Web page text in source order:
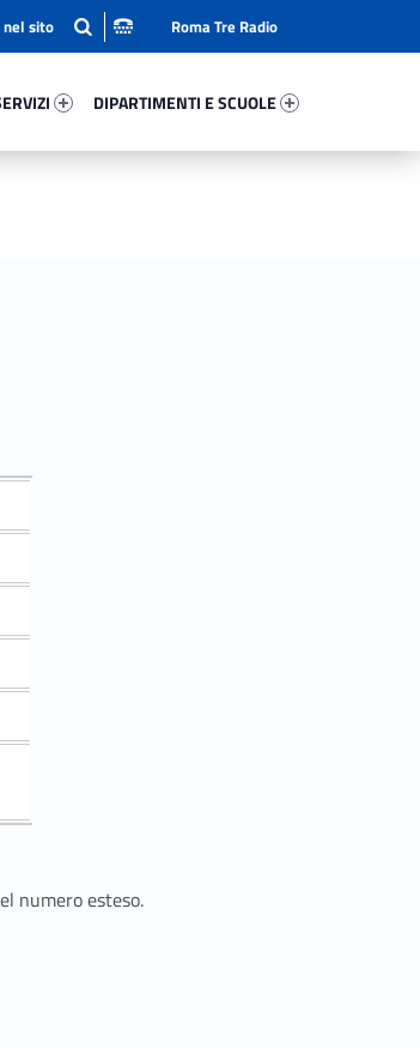
DIPARTIMENTI E SCUOLE
Roma Tre Radio
numero esteso.